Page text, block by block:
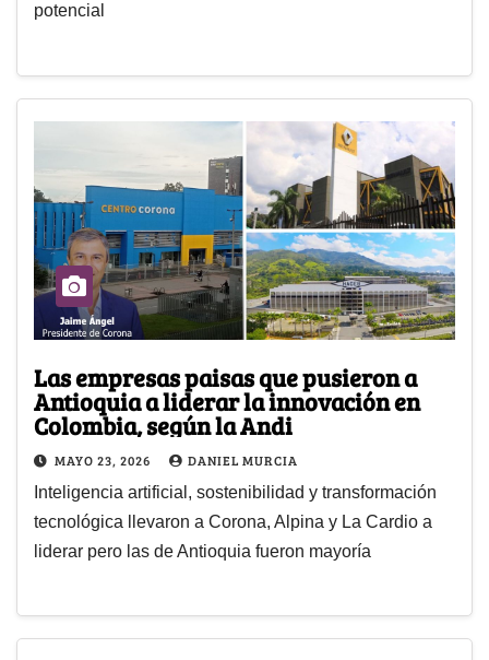
potencial
Las empresas paisas que pusieron a
Antioquia a liderar la innovación en
Colombia, según la Andi
MAYO 23, 2026 DANIEL MURCIA
Inteligencia artificial, sostenibilidad y transformación
tecnológica llevaron a Corona, Alpina y La Cardio a
liderar pero las de Antioquia fueron mayoría